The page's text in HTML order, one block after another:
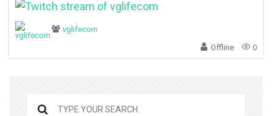
vglifecom
Offline 0